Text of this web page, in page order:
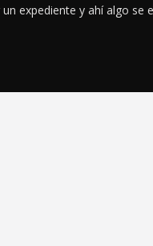
expediente y ahí algo se